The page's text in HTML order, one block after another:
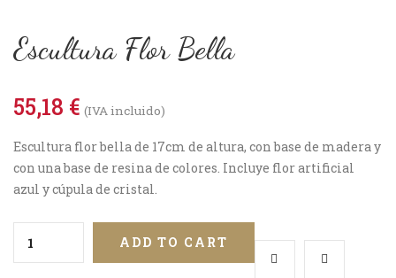
Escultura Flor Bella
55,18 € (IVA incluido)
Escultura flor bella de 17cm de altura, con base de madera y
con una base de resina de colores. Incluye flor artificial
azul y cúpula de cristal.
ADD TO CART